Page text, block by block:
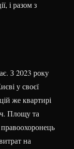
і разом з
З 2023 року
у своєї
же квартирі
Площу та
на